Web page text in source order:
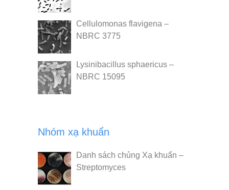
Cellulomonas flavigena –
NBRC 3775
Lysinibacillus sphaericus –
NBRC 15095
Nhóm xạ khuẩn
Danh sách chủng Xạ khuẩn –
Streptomyces